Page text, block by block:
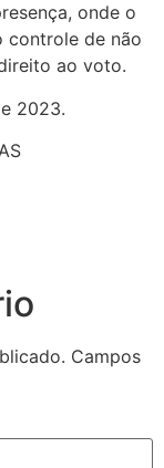
onde o
controle de não
ao voto.
2023.
Campos